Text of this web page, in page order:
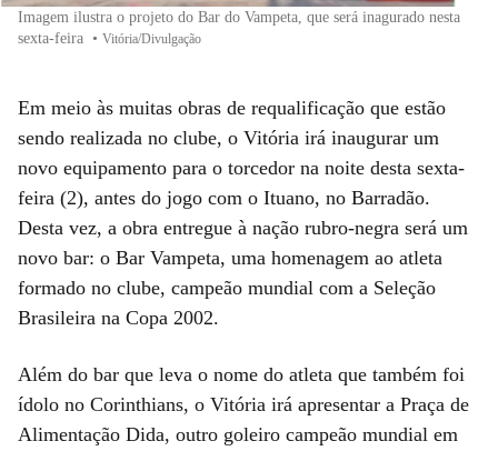
Imagem ilustra o projeto do Bar do Vampeta, que será inagurado nesta
sexta-feira • Vitória/Divulgação
Em meio às muitas obras de requalificação que estão
sendo realizada no clube, o Vitória irá inaugurar um
novo equipamento para o torcedor na noite desta sexta-
feira (2), antes do jogo com o Ituano, no Barradão.
Desta vez, a obra entregue à nação rubro-negra será um
novo bar: o Bar Vampeta, uma homenagem ao atleta
formado no clube, campeão mundial com a Seleção
Brasileira na Copa 2002.
Além do bar que leva o nome do atleta que também foi
ídolo no Corinthians, o Vitória irá apresentar a Praça de
Alimentação Dida, outro goleiro campeão mundial em